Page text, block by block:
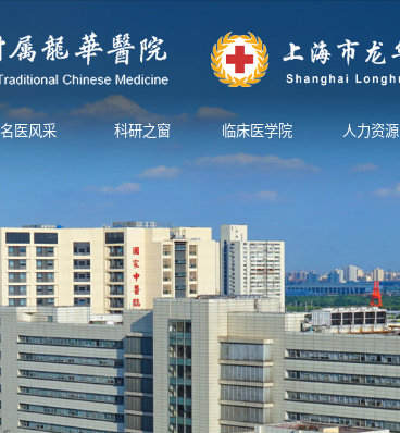
名医风采 科研之窗 临床医学院 人力资源